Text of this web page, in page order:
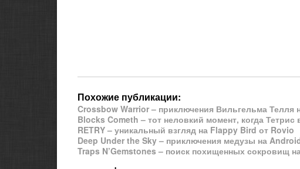
Похожие публикации:
Crossbow Warrior – приключения Вильгельма Телля
Blocks Cometh – тот неловкий момент, когда
RETRY – уникальный взгляд на Flappy Bird от Rovio
Deep Under the Sky – приключения медузы на
Traps N’Gemstones – поиск похищенных сокровищ